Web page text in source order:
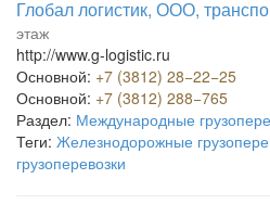
Глобал логистик, ООО,
этаж
http://www.g-logistic.ru
Основной: +7 (3812) 28−22−25
Основной: +7 (3812) 288−765
Раздел: Международные
Теги: Железнодорожные
грузоперевозки